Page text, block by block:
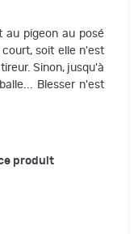
pigeon au posé
court, soit elle n'est
Sinon, jusqu'à
Blesser n'est
produit